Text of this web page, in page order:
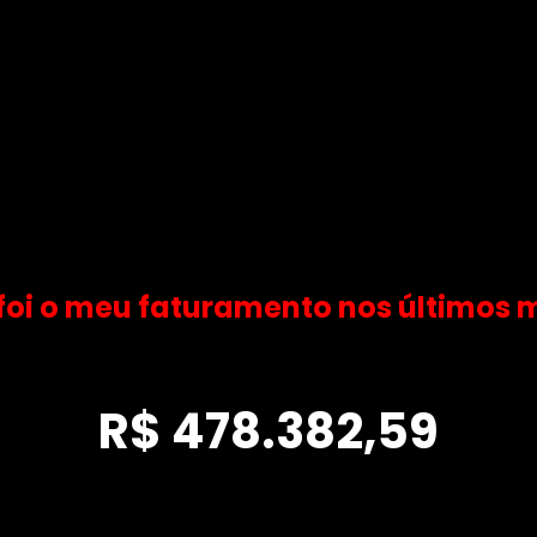
o meu faturamento nos últimos
R$ 478.382,59